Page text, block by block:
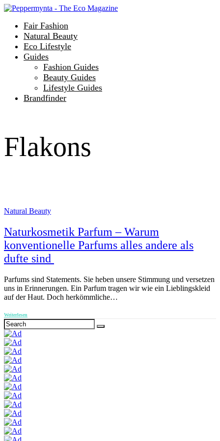
Fair Fashion
Natural Beauty
Eco Lifestyle
Guides
Fashion Guides
Beauty Guides
Lifestyle Guides
Brandfinder
Flakons
Natural Beauty
Naturkosmetik Parfum – Warum
konventionelle Parfums alles andere als
dufte sind
Parfums sind Statements. Sie heben unsere Stimmung und versetzen
uns in Erinnerungen. Ein Parfum tragen wir wie ein Lieblingskleid
auf der Haut. Doch herkömmliche…
Weiterlesen